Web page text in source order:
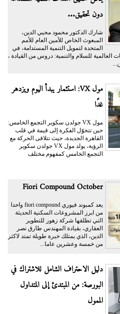
دون تحقيق...
شارك الدكتور محمود محيي الدين،
المبعوث الخاص للأمين العام للأمم
المتحدة لتمويل التنمية المستدامة، في
للسلام والتنمية: دروس من القيادة ،
مول VX: استثمار يبدأ اليوم ويزدهر
غدًا
مول VX جولدن سكوير التجمع الخامس:
حين تتحوّل الفكرة إلى قيمة في قلب
القاهرة الجديدة، حيث تتلاقى الحركة مع
الرؤية، يولد مول VX جولدن سكوير
التجمع الخامس كمفهوم مختلف
Fiori Compound October
يعد كمبوند فيوري fiori compound واحدا
من ابرز المشروعات السكنية الحديثة
التي تطلقها شركة زهور للتطوير
العقاري، بقيادة المهندس طارق نصر
الدين، الذي يمتلك خبرة طويلة تمتد لاكثر
من خمسة وعشرين عاما...
دليل الاحتراف الشامل للاشتراك في
البورصة: من المبتدئ إلى المتداول
الممول